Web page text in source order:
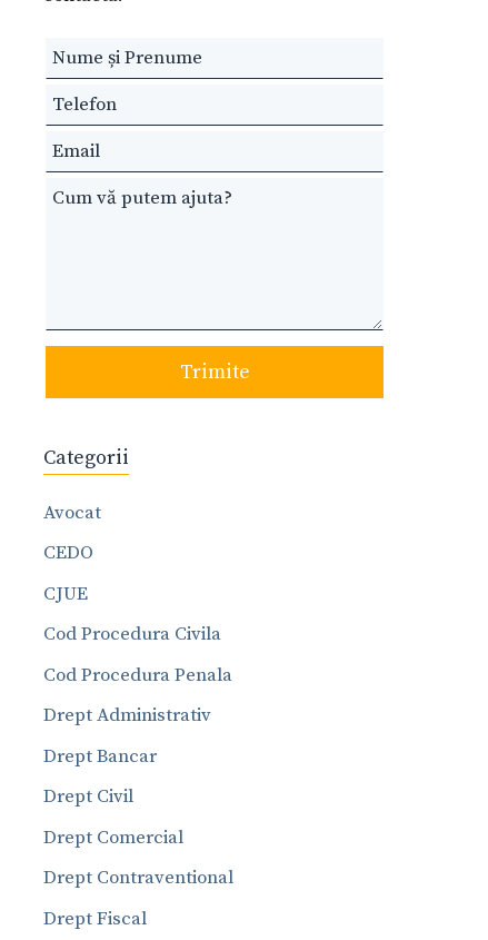
Leave
this
field
blank
Trimite
Categorii
Avocat
CEDO
CJUE
Cod Procedura Civila
Cod Procedura Penala
Drept Administrativ
Drept Bancar
Drept Civil
Drept Comercial
Drept Contraventional
Drept Fiscal